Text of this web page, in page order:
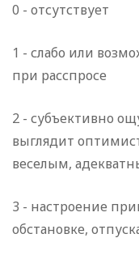
0 - отсутствует
1 - слабо или
при расспросе
2 - субъективно
выглядит
веселым,
3 - настроение
обстановке,